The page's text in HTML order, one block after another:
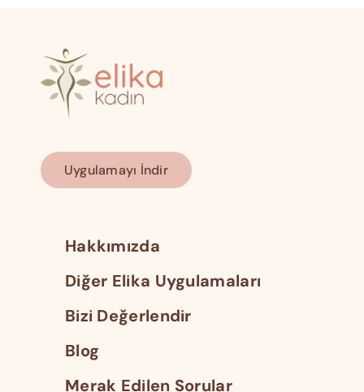
Uygulamayı İndir
Hakkımızda
Diğer Elika Uygulamaları
Bizi Değerlendir
Blog
Merak Edilen Sorular